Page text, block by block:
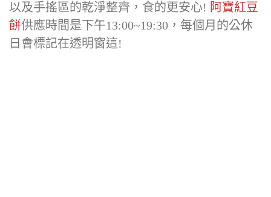
以及手搖區的乾淨整齊，食的更安心! 阿寶紅豆
餅供應時間是下午13:00~19:30，每個月的公休
日會標記在透明窗這!